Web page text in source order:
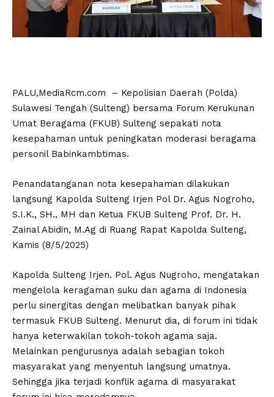
PALU,MediaRcm.com – Kepolisian Daerah (Polda)
Sulawesi Tengah (Sulteng) bersama Forum Kerukunan
Umat Beragama (FKUB) Sulteng sepakati nota
kesepahaman untuk peningkatan moderasi beragama
personil Babinkambtimas.
Penandatanganan nota kesepahaman dilakukan
langsung Kapolda Sulteng Irjen Pol Dr. Agus Nogroho,
S.I.K., SH., MH dan Ketua FKUB Sulteng Prof. Dr. H.
Zainal Abidin, M.Ag di Ruang Rapat Kapolda Sulteng,
Kamis (8/5/2025)
Kapolda Sulteng Irjen. Pol. Agus Nugroho, mengatakan
mengelola keragaman suku dan agama di Indonesia
perlu sinergitas dengan melibatkan banyak pihak
termasuk FKUB Sulteng. Menurut dia, di forum ini tidak
hanya keterwakilan tokoh-tokoh agama saja.
Melainkan pengurusnya adalah sebagian tokoh
masyarakat yang menyentuh langsung umatnya.
Sehingga jika terjadi konflik agama di masyarakat